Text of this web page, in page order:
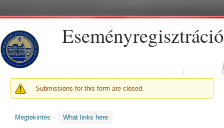
Eseményregisztráció
FIGYELMEZTETŐ ÜZENET
Submissions for this form are closed.
Megtekintés (aktív fül)
What links here